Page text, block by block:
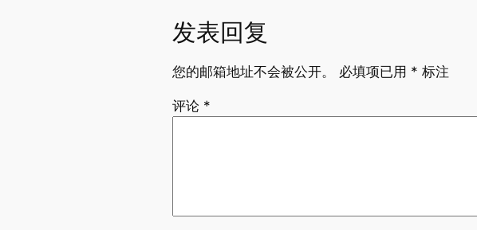
发表回复
您的邮箱地址不会被公开。 必填项已用 * 标注
评论 *